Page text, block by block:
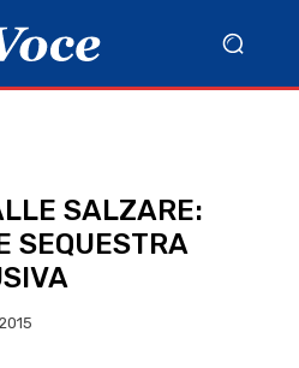
SALZARE:
SEQUESTRA